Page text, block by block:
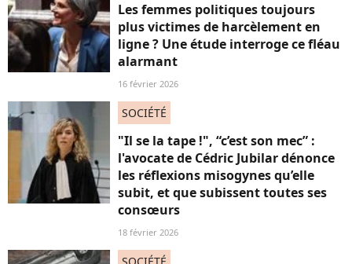
Les femmes politiques toujours
plus victimes de harcèlement en
ligne ? Une étude interroge ce fléau
alarmant
16 février 2026
SOCIÉTÉ
"Il se la tape !", “c’est son mec” :
l'avocate de Cédric Jubilar dénonce
les réflexions misogynes qu’elle
subit, et que subissent toutes ses
consœurs
18 février 2026